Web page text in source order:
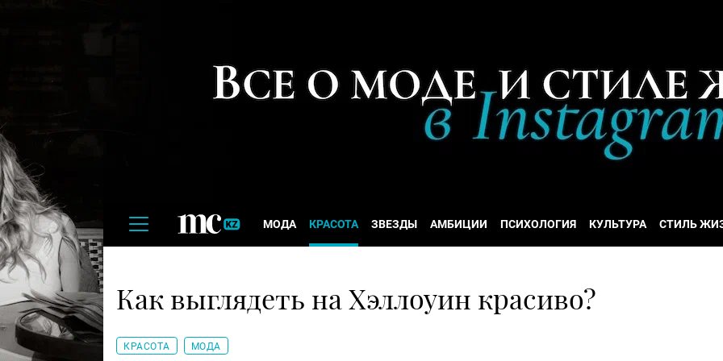
МОДА КРАСОТА ЗВЕЗДЫ АМБИЦИИ ПСИХОЛОГИЯ КУЛЬТУРА СТИЛЬ
Как выглядеть на Хэллоуин красиво?
КРАСОТА МОДА